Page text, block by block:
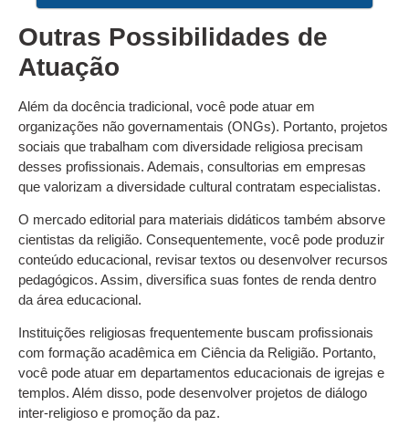
Outras Possibilidades de
Atuação
Além da docência tradicional, você pode atuar em
organizações não governamentais (ONGs). Portanto, projetos
sociais que trabalham com diversidade religiosa precisam
desses profissionais. Ademais, consultorias em empresas
que valorizam a diversidade cultural contratam especialistas.
O mercado editorial para materiais didáticos também absorve
cientistas da religião. Consequentemente, você pode produzir
conteúdo educacional, revisar textos ou desenvolver recursos
pedagógicos. Assim, diversifica suas fontes de renda dentro
da área educacional.
Instituições religiosas frequentemente buscam profissionais
com formação acadêmica em Ciência da Religião. Portanto,
você pode atuar em departamentos educacionais de igrejas e
templos. Além disso, pode desenvolver projetos de diálogo
inter-religioso e promoção da paz.